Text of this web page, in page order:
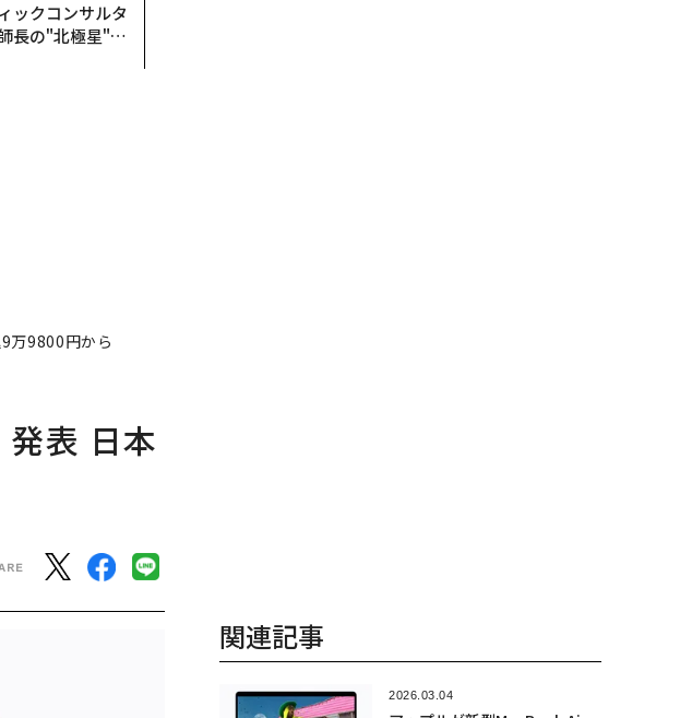
ックコンサルタ
長の"北極星"。
万9800円から
表 日本
2026.02.24
ookは、ウォルマートの実験で